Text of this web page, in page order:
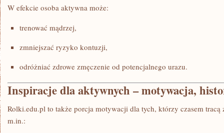
W efekcie osoba aktywna może:
trenować mądrzej,
zmniejszać ryzyko kontuzji,
odróżniać zdrowe zmęczenie od potencjalnego urazu.
Inspiracje dla aktywnych – motywacja,
Rolki.edu.pl to także porcja motywacji dla tych, którzy czasem tracą
m.in.: